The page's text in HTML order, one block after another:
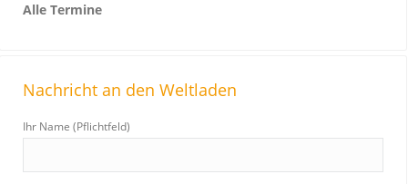
Alle Termine
Nachricht an den Weltladen
Ihr Name (Pflichtfeld)